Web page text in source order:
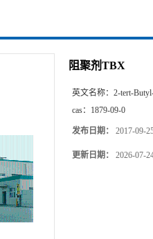
阻聚剂TBX
英文名称： 2-tert-
cas： 1879-09-0
发布日期： 2017-09-
更新日期： 2026-07-